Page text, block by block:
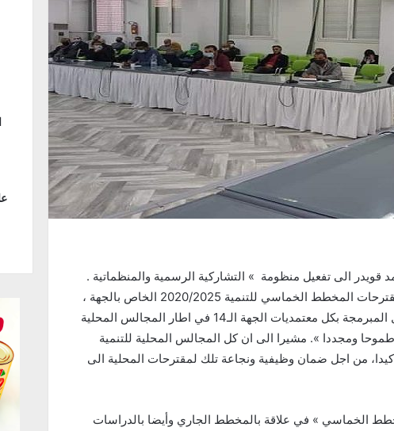
. دعا رئيس المجلس الجهوي للتنمية والي بنزرت محمد قويدر الى تفعيل منظومة » التشاركية الرسمية والمنظماتية
والجمعياتية والمجتمعية عموما » في ضبط واعداد مقترحات المخطط الخماسي للتنمية 2020/2025 الخاص بالجهة ،
قائلا خلال جلسة عمل استباقية اعداد لجلسات العمل المبرمجة بكل معتمديات الجهة الـ14 في اطار المجالس المحلية
طموحا ومجددا ». مشيرا الى ان كل المجالس المحلية للتنمية
من اجل ضمان وظيفية ونجاعة تلك لمقترحات المحلية الى
الخماسي » في علاقة بالمخطط الجاري وأيضا بالدراسات